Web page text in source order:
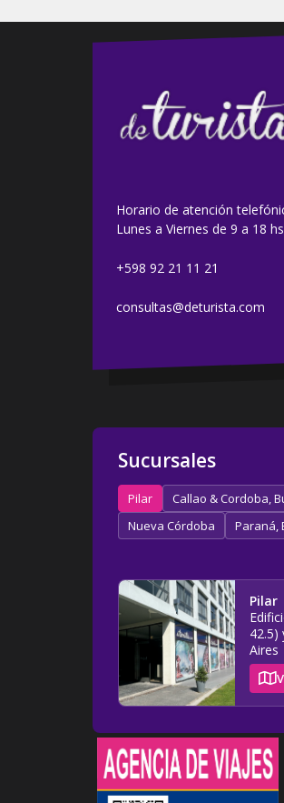
Horario de atención
Lunes a Viernes de 9 a 18 hs
+598 92 21 11 21
consultas@deturista.com
Sucursales
Pilar Callao & Cordoba,
Nueva Córdoba
Paraná,
Pilar
42.5)
Aires